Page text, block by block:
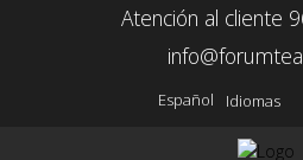
Atención al cliente
Idiomas
Español